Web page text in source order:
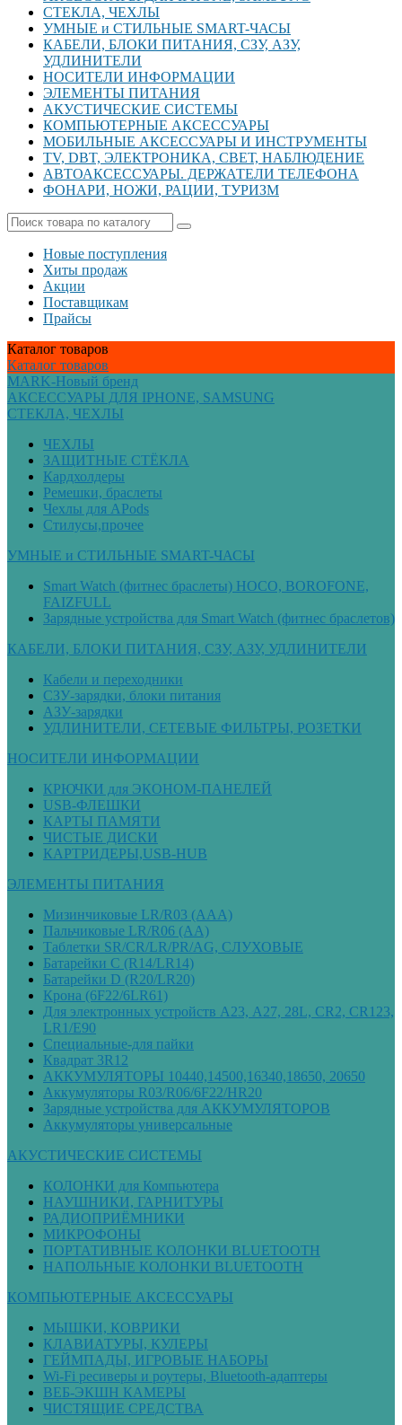
СТЕКЛА, ЧЕХЛЫ
УМНЫЕ и СТИЛЬНЫЕ SMART-ЧАСЫ
КАБЕЛИ, БЛОКИ ПИТАНИЯ, СЗУ, АЗУ,
УДЛИНИТЕЛИ
НОСИТЕЛИ ИНФОРМАЦИИ
ЭЛЕМЕНТЫ ПИТАНИЯ
АКУСТИЧЕСКИЕ СИСТЕМЫ
КОМПЬЮТЕРНЫЕ АКСЕССУАРЫ
МОБИЛЬНЫЕ АКСЕCСУАРЫ И ИНСТРУМЕНТЫ
TV, DBT, ЭЛЕКТРОНИКА, СВЕТ, НАБЛЮДЕНИЕ
АВТОАКСЕССУАРЫ. ДЕРЖАТЕЛИ ТЕЛЕФОНА
ФОНАРИ, НОЖИ, РАЦИИ, ТУРИЗМ
Новые поступления
Хиты продаж
Акции
Поставщикам
Прайсы
Каталог товаров
Каталог товаров
MARK-Новый бренд
АКСЕССУАРЫ ДЛЯ IPHONE, SAMSUNG
СТЕКЛА, ЧЕХЛЫ
ЧЕХЛЫ
ЗАЩИТНЫЕ СТЁКЛА
Кардхолдеры
Ремешки, браслеты
Чехлы для APods
Стилусы,прочее
УМНЫЕ и СТИЛЬНЫЕ SMART-ЧАСЫ
Smart Watch (фитнес браслеты) HOCO, BOROFONE,
FAIZFULL
Зарядные устройства для Smart Watch (фитнес браслетов)
КАБЕЛИ, БЛОКИ ПИТАНИЯ, СЗУ, АЗУ, УДЛИНИТЕЛИ
Кабели и переходники
СЗУ-зарядки, блоки питания
АЗУ-зарядки
УДЛИНИТЕЛИ, СЕТЕВЫЕ ФИЛЬТРЫ, РОЗЕТКИ
НОСИТЕЛИ ИНФОРМАЦИИ
КРЮЧКИ для ЭКОНОМ-ПАНЕЛЕЙ
USB-ФЛЕШКИ
КАРТЫ ПАМЯТИ
ЧИСТЫЕ ДИСКИ
КАРТРИДЕРЫ,USB-HUB
ЭЛЕМЕНТЫ ПИТАНИЯ
Мизинчиковые LR/R03 (ААА)
Пальчиковые LR/R06 (АА)
Таблетки SR/CR/LR/PR/AG, СЛУХОВЫЕ
Батарейки С (R14/LR14)
Батарейки D (R20/LR20)
Крона (6F22/6LR61)
Для электронных устройств А23, А27, 28L, CR2, CR123,
LR1/E90
Специальные-для пайки
Квадрат 3R12
АККУМУЛЯТОРЫ 10440,14500,16340,18650, 20650
Аккумуляторы R03/R06/6F22/HR20
Зарядные устройства для АККУМУЛЯТОРОВ
Аккумуляторы универсальные
АКУСТИЧЕСКИЕ СИСТЕМЫ
КОЛОНКИ для Компьютера
НАУШНИКИ, ГАРНИТУРЫ
РАДИОПРИЁМНИКИ
МИКРОФОНЫ
ПОРТАТИВНЫЕ КОЛОНКИ BLUETOOTH
НАПОЛЬНЫЕ КОЛОНКИ BLUETOOTH
КОМПЬЮТЕРНЫЕ АКСЕССУАРЫ
МЫШКИ, КОВРИКИ
КЛАВИАТУРЫ, КУЛЕРЫ
ГЕЙМПАДЫ, ИГРОВЫЕ НАБОРЫ
Wi-Fi ресиверы и роутеры, Bluetooth-адаптеры
ВЕБ-ЭКШН КАМЕРЫ
ЧИСТЯЩИЕ СРЕДСТВА